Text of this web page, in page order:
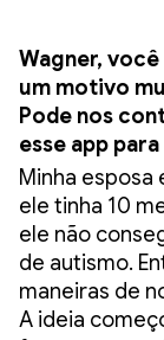
Wagner,
um motivo
Pode nos
esse app
Minha
ele tinha 10
ele não
de autismo.
maneiras de
A ideia